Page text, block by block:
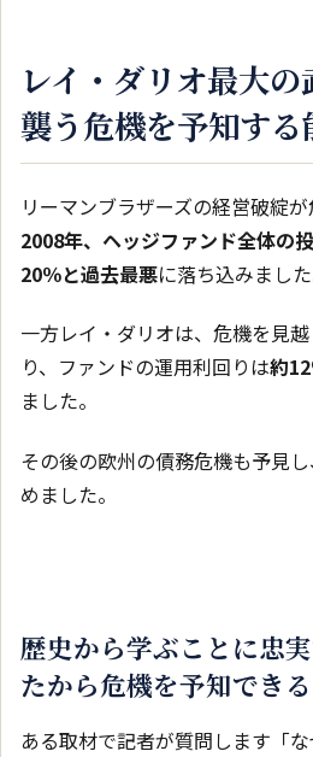
レイ・ダリオ最大
襲う危機を予知する
リーマンブラザーズの経営破綻
2008年、ヘッジファンド全体の
20％と過去最悪に落ち込みました
一方レイ・ダリオは、危機を見
り、ファンドの運用利回りは約
ました。
その後の欧州の債務危機も予見
めました。
歴史から学ぶことに忠
たから危機を予知できる
ある取材で記者が質問します「